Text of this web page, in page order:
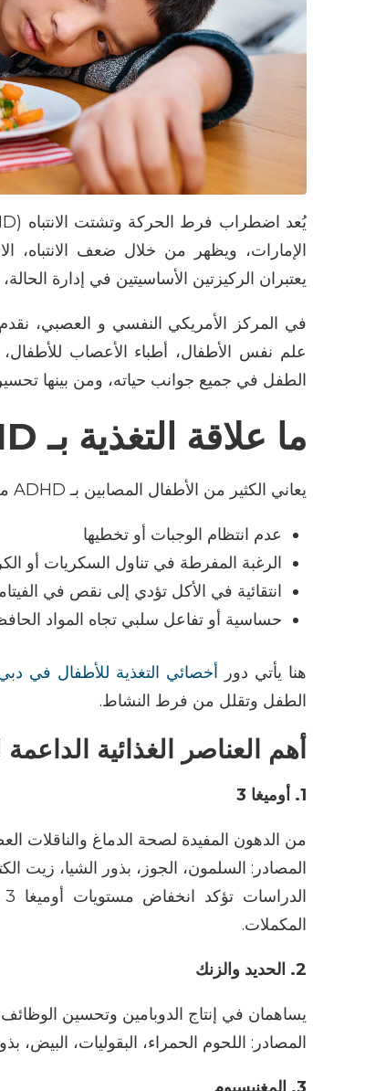
يُعد اضطراب فرط الحركة وتشتت الانتباه (ADHD)
الإمارات، ويظهر من خلال ضعف الانتباه،
يعتبران الركيزتين الأساسيتين في إدارة
في المركز الأمريكي النفسي و العصبي،
علم نفس الأطفال، أطباء الأعصاب للأطفال،
الطفل في جميع جوانب حياته، ومن بينها
ما علاقة التغذية بـADHD
يعاني الكثير من الأطفال المصابين بـADHD
عدم انتظام الوجبات أو تخطيها
الرغبة المفرطة في تناول السكريات أو
انتقائية في الأكل تؤدي إلى نقص في
حساسية أو تفاعل سلبي تجاه المواد
هنا يأتي دور أخصائي التغذية للأطفال في
الطفل وتقلل من فرط النشاط.
أهم العناصر الغذائية الداعمة
1. أوميغا
من الدهون المفيدة لصحة الدماغ والناقلات
المصادر : السلمون، الجوز، بذور الشيا، زيت
الدراسات تؤكد انخفاض مستويات أوميغا
المكملات.
2. الحديد والزنك
يساهمان في إنتاج الدوبامين وتحسين الوظائف
المصادر : اللحوم الحمراء، البقوليات، البيض،